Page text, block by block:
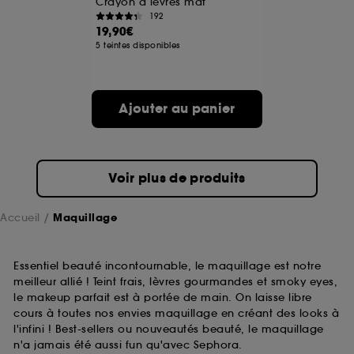
192
19,90€
5 teintes disponibles
Ajouter au panier
Voir plus de produits
Accueil Maquillage
Essentiel beauté incontournable, le maquillage est notre
meilleur allié ! Teint frais, lèvres gourmandes et smoky eyes,
le makeup parfait est à portée de main. On laisse libre
cours à toutes nos envies maquillage en créant des looks à
l'infini ! Best-sellers ou nouveautés beauté, le maquillage
n'a jamais été aussi fun qu'avec Sephora.
A l'exception des cookies techniques, le dépôt et la
lecture de ces traceurs requiert votre accord. Vous
choix" ci-dessous ou décider de "tout accepter".
Sephora pourra associer les informations de
navigation collectées par ces Cookies, pour les
sur "continuer sans accepter". Voous pouvez à tout
moment choisir de retirer votrte consentement. Si vous
souhaitez obtenir plus d'information sur les cookies